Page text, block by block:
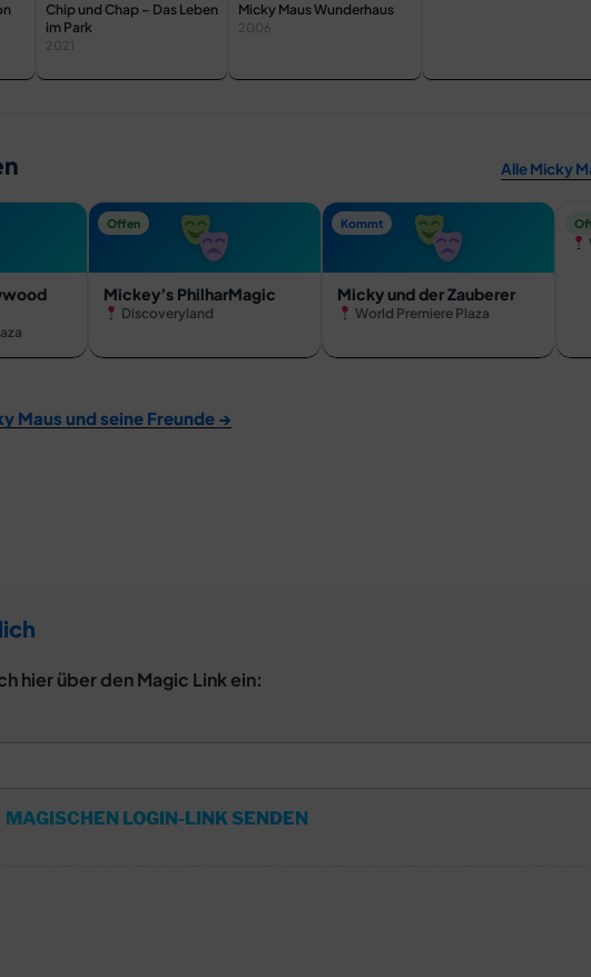
Chip und Chap – Das Leben
im Park
2021
Micky Maus Wunderhaus
2006
Alle Micky
Offen
Mickey’s PhilharMagic
Discoveryland
Kommt
Micky und der Zauberer
World Premiere Plaza
Maus und seine Freunde →
hier über den Magic Link ein:
MAGISCHEN LOGIN-LINK SENDEN